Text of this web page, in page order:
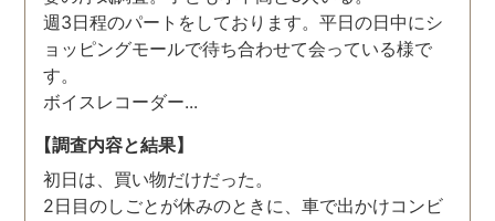
週3日程のパートをしております。平日の日中にシ
ョッピングモールで待ち合わせて会っている様で
す。
ボイスレコーダー...
【調査内容と結果】
初日は、買い物だけだった。
2日目のしごとが休みのときに、車で出かけコンビ